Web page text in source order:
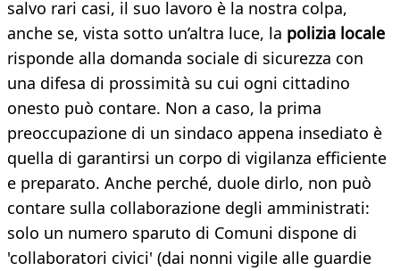
salvo rari casi, il suo lavoro è la nostra colpa,
anche se, vista sotto un’altra luce, la polizia locale
risponde alla domanda sociale di sicurezza con
una difesa di prossimità su cui ogni cittadino
onesto può contare. Non a caso, la prima
preoccupazione di un sindaco appena insediato è
quella di garantirsi un corpo di vigilanza efficiente
e preparato. Anche perché, duole dirlo, non può
contare sulla collaborazione degli amministrati:
solo un numero sparuto di Comuni dispone di
'collaboratori civici' (dai nonni vigile alle guardie